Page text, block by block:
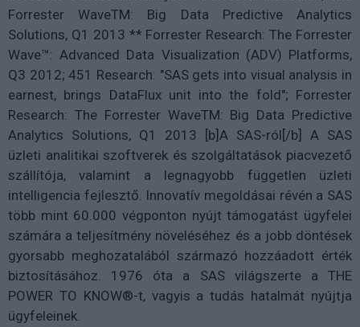
Forrester WaveTM: Big Data Predictive Analytics
Solutions, Q1 2013 ** Forrester Research: The Forrester
Wave™: Advanced Data Visualization (ADV) Platforms,
Q3 2012; 451 Research: "SAS gets into visual analysis in
earnest, brings DataFlux unit into the fold"; Forrester
Research: The Forrester WaveTM: Big Data Predictive
Analytics Solutions, Q1 2013 [b]A SAS-ról[/b] A SAS
üzleti analitikai szoftverek és szolgáltatások piacvezető
szállítója, valamint a legnagyobb független üzleti
intelligencia fejlesztő. Innovatív megoldásai révén a SAS
több mint 60.000 végponton nyújt támogatást ügyfelei
számára a teljesítmény növeléséhez és a jobb döntések
gyorsabb meghozatalából származó hozzáadott érték
biztosításához. 1976 óta a SAS világszerte a THE
POWER TO KNOW®-t, vagyis a tudás hatalmát nyújtja
ügyfeleinek.